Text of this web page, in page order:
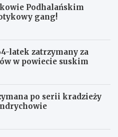
Podhalańskim
gang!
latek zatrzymany za
w powiecie suskim
po serii kradzieży